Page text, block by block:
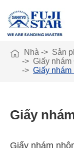
 Nhà Sản
Giấy nhám
Giấy nhám
Giấy
Giấy nhám